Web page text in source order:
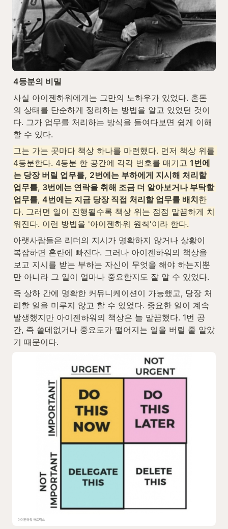
4등분의 비밀
사실 아이젠하워에게는 그만의 노하우가 있었다. 혼돈
의 상태를 단순하게 정리하는 방법을 알고 있었던 것이
다. 그가 업무를 처리하는 방식을 들여다보면 쉽게 이해
할 수 있다.
그는 가는 곳마다 책상 하나를 마련했다. 먼저 책상 위를
4등분한다. 4등분 한 공간에 각각 번호를 매기고 1번에
는 당장 버릴 업무를, 2번에는 부하에게 지시해 처리할
업무를, 3번에는 연락을 취해 조금 더 알아보거나 부탁할
업무를, 4번에는 지금 당장 직접 처리할 업무를 배치한
다. 그러면 일이 진행될수록 책상 위는 점점 말끔하게 치
워진다. 이런 방법을 '아이젠하워 원칙'이라 한다.
아랫사람들은 리더의 지시가 명확하지 않거나 상황이
복잡하면 혼란에 빠진다. 그러나 아이젠하워의 책상을
보고 지시를 받는 부하는 자신이 무엇을 해야 하는지뿐
만 아니라 그 일이 얼마나 중요한지도 잘 알 수 있었다.
즉 상하 간에 명확한 커뮤니케이션이 가능했고, 당장 처
리할 일을 미루지 않고 할 수 있었다. 중요한 일이 계속
발생했지만 아이젠하워의 책상은 늘 말끔했다. 1번 공
간, 즉 쓸데없거나 중요도가 떨어지는 일을 버릴 줄 알았
기 때문이다.